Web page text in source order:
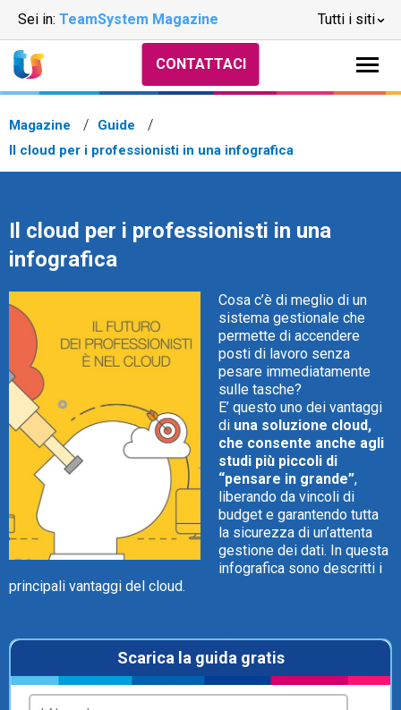
Sei in: TeamSystem Magazine Tutti i siti
CRM
Ecommerce
Email Marketing
Financial Solutions
HR
CONTATTACI
Magazine
Guide
Il cloud per i professionisti in una infografica
Il cloud per i professionisti in una
infografica
Cosa c’è di meglio di un
sistema gestionale che
permette di accendere
posti di lavoro senza
pesare immediatamente
sulle tasche?
E’ questo uno dei vantaggi
di una soluzione cloud,
che consente anche agli
studi più piccoli di
“pensare in grande”,
liberando da vincoli di
budget e garantendo tutta
la sicurezza di un’attenta
gestione dei dati. In questa
infografica sono descritti i
principali vantaggi del cloud.
Scarica la guida gratis